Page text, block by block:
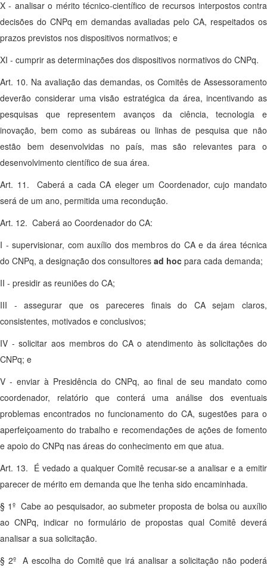
X - analisar o mérito técnico-científico de recursos interpostos contra
decisões do CNPq em demandas avaliadas pelo CA, respeitados os
prazos previstos nos dispositivos normativos; e
XI - cumprir as determinações dos dispositivos normativos do CNPq.
Art. 10. Na avaliação das demandas, os Comitês de Assessoramento
deverão considerar uma visão estratégica da área, incentivando as
pesquisas que representem avanços da ciência, tecnologia e
inovação, bem como as subáreas ou linhas de pesquisa que não
estão bem desenvolvidas no país, mas são relevantes para o
desenvolvimento científico de sua área.
Art. 11. Caberá a cada CA eleger um Coordenador, cujo mandato
será de um ano, permitida uma recondução.
Art. 12. Caberá ao Coordenador do CA:
I - supervisionar, com auxílio dos membros do CA e da área técnica
do CNPq, a designação dos consultores ad hoc para cada demanda;
II - presidir as reuniões do CA;
III - assegurar que os pareceres finais do CA sejam claros,
consistentes, motivados e conclusivos;
IV - solicitar aos membros do CA o atendimento às solicitações do
CNPq; e
V - enviar à Presidência do CNPq, ao final de seu mandato como
coordenador, relatório que conterá uma análise dos eventuais
problemas encontrados no funcionamento do CA, sugestões para o
aperfeiçoamento do trabalho e recomendações de ações de fomento
e apoio do CNPq nas áreas do conhecimento em que atua.
Art. 13. É vedado a qualquer Comitê recusar-se a analisar e a emitir
parecer de mérito em demanda que lhe tenha sido encaminhada.
§ 1º Cabe ao pesquisador, ao submeter proposta de bolsa ou auxílio
ao CNPq, indicar no formulário de propostas qual Comitê deverá
analisar a sua solicitação.
§ 2º A escolha do Comitê que irá analisar a solicitação não poderá